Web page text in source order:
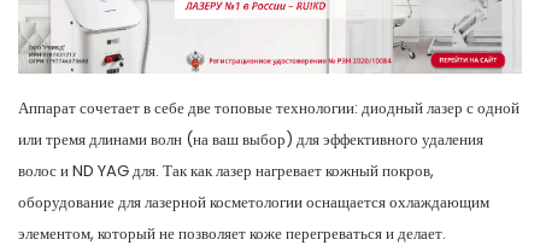
Аппарат сочетает в себе две топовые технологии: диодный лазер с одной
или тремя длинами волн (на ваш выбор) для эффективного удаления
волос и ND YAG для. Так как лазер нагревает кожный покров,
оборудование для лазерной косметологии оснащается охлаждающим
элементом, который не позволяет коже перегреваться и делает.